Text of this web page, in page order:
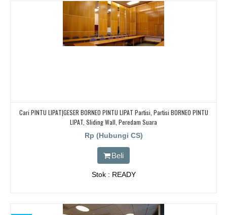
Cari PINTU LIPAT|GESER BORNEO PINTU LIPAT Partisi, Partisi BORNEO PINTU
LIPAT, Sliding Wall, Peredam Suara
Rp (Hubungi CS)
Beli
Stok : READY